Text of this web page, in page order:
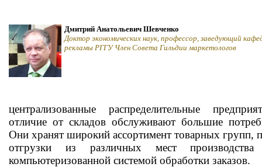
Дмитрий Анатольевич Шевченко
Доктор экономических наук, профессор, заведующий
рекламы РГГУ Член Совета Гильдии маркетологов
централизованные распределительные
отличие от складов обслуживают большие
Они хранят широкий ассортимент товарных групп,
отгрузки из различных мест
компьютеризованной системой обработки заказов.